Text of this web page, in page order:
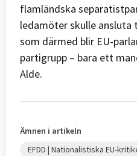
flamländska
ledamöter skulle ansluta
som därmed blir EU-
partigrupp – bara ett
Alde.
Ämnen i artikeln
EFDD | Nationalistiska EU-